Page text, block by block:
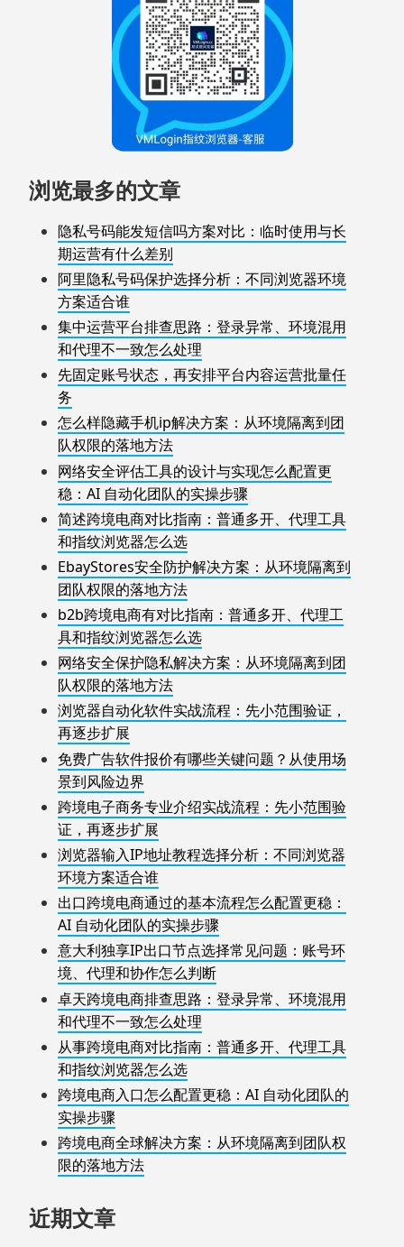
浏览最多的文章
隐私号码能发短信吗方案对比：临时使用与长
期运营有什么差别
阿里隐私号码保护选择分析：不同浏览器环境
方案适合谁
集中运营平台排查思路：登录异常、环境混用
和代理不一致怎么处理
先固定账号状态，再安排平台内容运营批量任
务
怎么样隐藏手机ip解决方案：从环境隔离到团
队权限的落地方法
网络安全评估工具的设计与实现怎么配置更
稳：AI 自动化团队的实操步骤
简述跨境电商对比指南：普通多开、代理工具
和指纹浏览器怎么选
EbayStores安全防护解决方案：从环境隔离到
团队权限的落地方法
b2b跨境电商有对比指南：普通多开、代理工
具和指纹浏览器怎么选
网络安全保护隐私解决方案：从环境隔离到团
队权限的落地方法
浏览器自动化软件实战流程：先小范围验证，
再逐步扩展
免费广告软件报价有哪些关键问题？从使用场
景到风险边界
跨境电子商务专业介绍实战流程：先小范围验
证，再逐步扩展
浏览器输入IP地址教程选择分析：不同浏览器
环境方案适合谁
出口跨境电商通过的基本流程怎么配置更稳：
AI 自动化团队的实操步骤
意大利独享IP出口节点选择常见问题：账号环
境、代理和协作怎么判断
卓天跨境电商排查思路：登录异常、环境混用
和代理不一致怎么处理
从事跨境电商对比指南：普通多开、代理工具
和指纹浏览器怎么选
跨境电商入口怎么配置更稳：AI 自动化团队的
实操步骤
跨境电商全球解决方案：从环境隔离到团队权
限的落地方法
近期文章